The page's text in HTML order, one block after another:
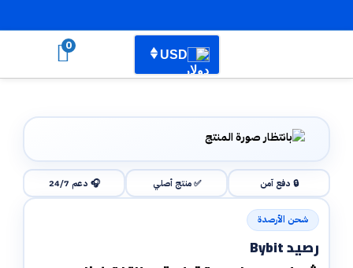
USD
0
🔒 دفع آمن ✅ منتج أصلي 🎧 دعم 24/7
شحن الأرصدة
رصيد Bybit